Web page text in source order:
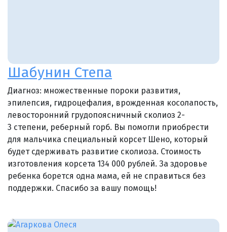
Шабунин Степа
Диагноз: множественные пороки развития,
эпилепсия, гидроцефалия, врожденная косолапость,
левосторонний грудопоясничный сколиоз 2-
3 степени, реберный горб. Вы помогли приобрести
для мальчика специальный корсет Шено, который
будет сдерживать развитие сколиоза. Стоимость
изготовления корсета 134 000 рублей. За здоровье
ребенка борется одна мама, ей не справиться без
поддержки. Спасибо за вашу помощь!